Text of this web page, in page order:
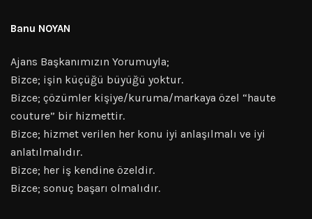
Banu NOYAN
Ajans Başkanımızın Yorumuyla;
Bizce; işin küçüğü büyüğü yoktur.
Bizce; çözümler kişiye/kuruma/markaya özel “haute
couture” bir hizmettir.
Bizce; hizmet verilen her konu iyi anlaşılmalı ve iyi
anlatılmalıdır.
Bizce; her iş kendine özeldir.
Bizce; sonuç başarı olmalıdır.